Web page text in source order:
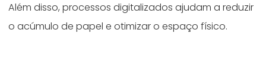
Além disso, processos digitalizados ajudam a reduzir
o acúmulo de papel e otimizar o espaço físico.